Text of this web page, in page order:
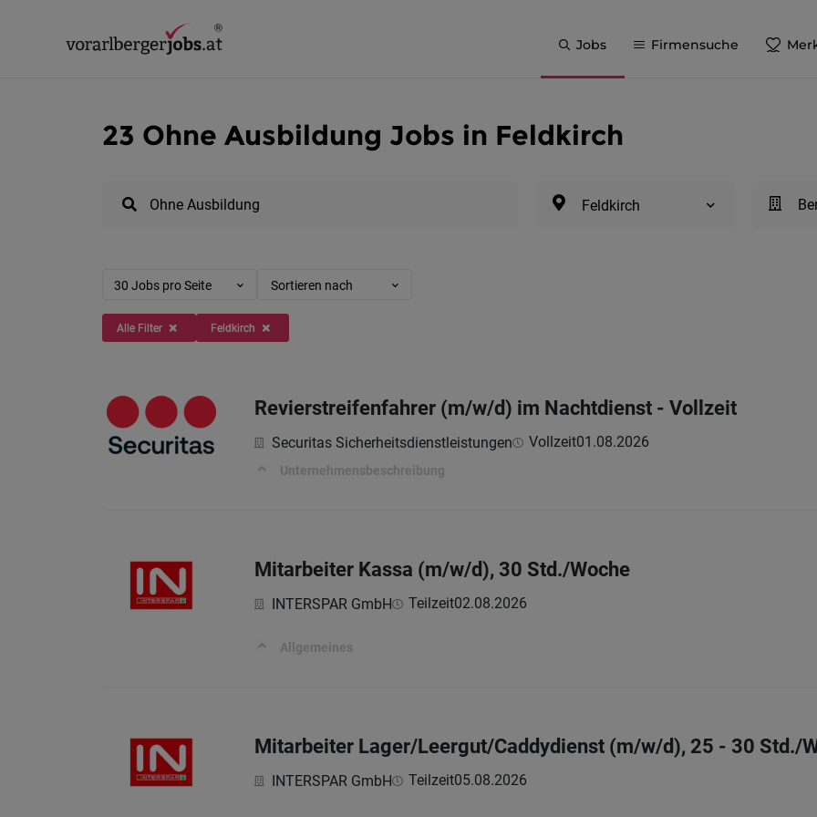
Jobs Firmensuche
23 Ohne Ausbildung Jobs in Feldkirch
Feldkirch
30 Jobs pro Seite Sortieren nach
Alle Filter Feldkirch
Revierstreifenfahrer (m/w/d) im Nachtdienst - Vollzeit
Securitas Sicherheitsdienstleistungen Vollzeit01.08.2026
Unternehmensbeschreibung
Mitarbeiter Kassa (m/w/d), 30 Std./Woche
INTERSPAR GmbH Teilzeit02.08.2026
Allgemeines
Mitarbeiter Lager/Leergut/Caddydienst (m/w/d), 25 - 30 Std./
INTERSPAR GmbH Teilzeit05.08.2026